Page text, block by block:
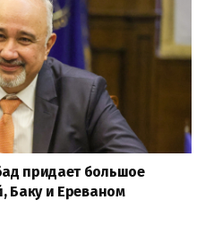
придает большое
Баку и Ереваном